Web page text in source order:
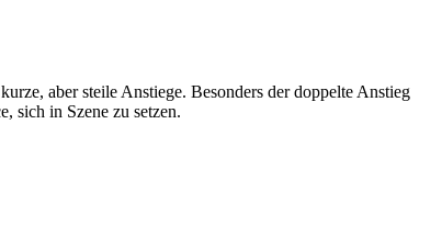
aber steile Anstiege. Besonders der doppelte Anstieg
sich in Szene zu setzen.